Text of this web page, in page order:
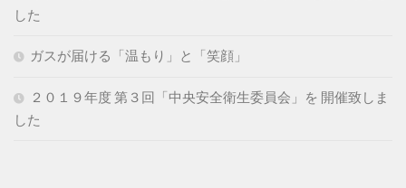
した
ガスが届ける「温もり」と「笑顔」
２０１９年度 第３回「中央安全衛生委員会」を 開催致しま
した